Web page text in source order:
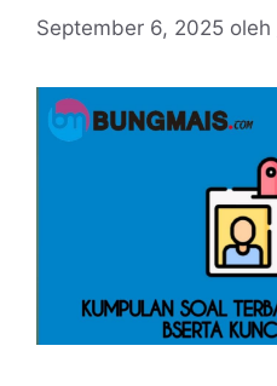
September 6, 2025 oleh